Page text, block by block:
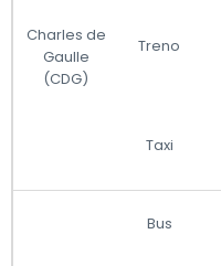
Charles de
Gaulle
(CDG)
Treno
Taxi
Bus